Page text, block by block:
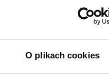
O plikach cookies